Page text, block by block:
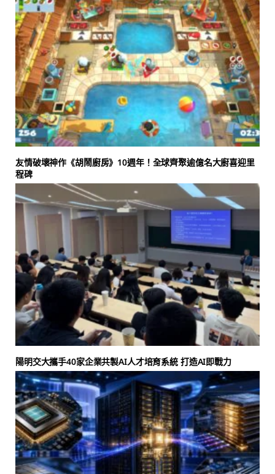
友情破壞神作《胡鬧廚房》10週年！全球齊聚逾億名大廚喜迎里
程碑
陽明交大攜手40家企業共製AI人才培育系統 打造AI即戰力